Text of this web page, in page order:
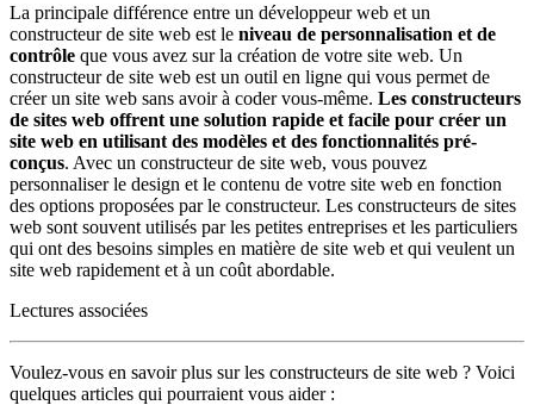
La principale différence entre un développeur web et un
constructeur de site web est le niveau de personnalisation et de
contrôle que vous avez sur la création de votre site web. Un
constructeur de site web est un outil en ligne qui vous permet de
créer un site web sans avoir à coder vous-même. Les constructeurs
de sites web offrent une solution rapide et facile pour créer un
site web en utilisant des modèles et des fonctionnalités pré-
conçus. Avec un constructeur de site web, vous pouvez
personnaliser le design et le contenu de votre site web en fonction
des options proposées par le constructeur. Les constructeurs de sites
web sont souvent utilisés par les petites entreprises et les particuliers
qui ont des besoins simples en matière de site web et qui veulent un
site web rapidement et à un coût abordable.
Lectures associées
Voulez-vous en savoir plus sur les constructeurs de site web ? Voici
quelques articles qui pourraient vous aider :